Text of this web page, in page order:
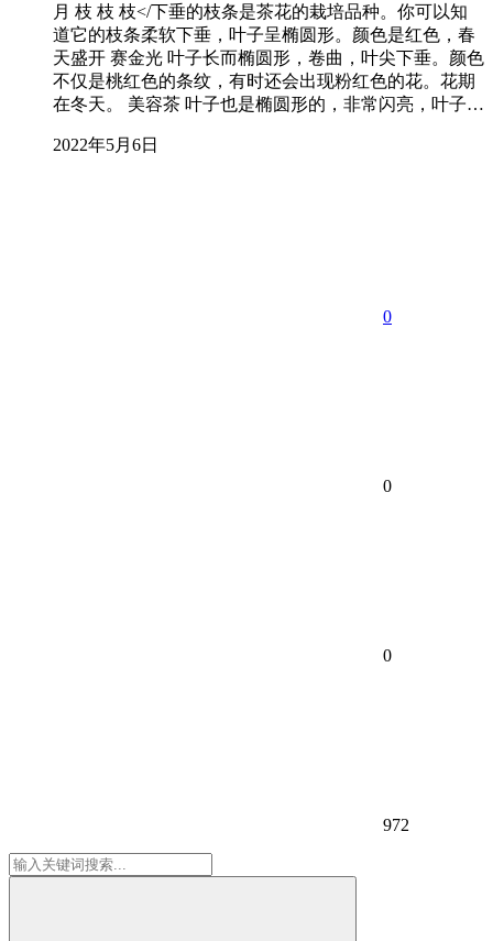
月 枝 枝 枝</下垂的枝条是茶花的栽培品种。你可以知
道它的枝条柔软下垂，叶子呈椭圆形。颜色是红色，春
天盛开 赛金光 叶子长而椭圆形，卷曲，叶尖下垂。颜色
不仅是桃红色的条纹，有时还会出现粉红色的花。花期
在冬天。 美容茶 叶子也是椭圆形的，非常闪亮，叶子…
2022年5月6日
0
0
0
972